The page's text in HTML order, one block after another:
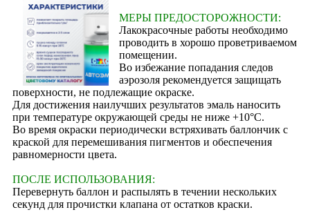
МЕРЫ ПРЕДОСТОРОЖНОСТИ:
Лакокрасочные работы необходимо
проводить в хорошо проветриваемом
помещении.
Во избежание попадания следов
аэрозоля рекомендуется защищать
поверхности, не подлежащие окраске.
Для достижения наилучших результатов эмаль наносить
при температуре окружающей среды не ниже +10°С.
Во время окраски периодически встряхивать баллончик с
краской для перемешивания пигментов и обеспечения
равномерности цвета.
ПОСЛЕ ИСПОЛЬЗОВАНИЯ:
Перевернуть баллон и распылять в течении нескольких
секунд для прочистки клапана от остатков краски.